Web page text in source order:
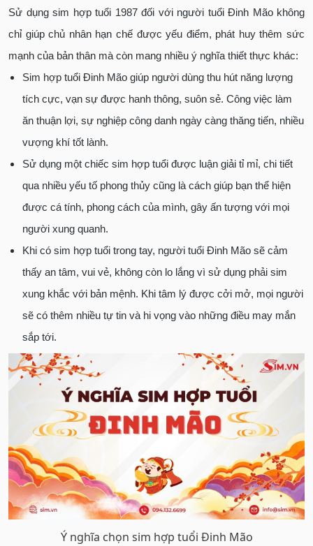
Sử dụng sim hợp tuổi 1987 đối với người tuổi Đinh Mão không
chỉ giúp chủ nhân hạn chế được yếu điểm, phát huy thêm sức
mạnh của bản thân mà còn mang nhiều ý nghĩa thiết thực khác:
Sim hợp tuổi Đinh Mão giúp người dùng thu hút năng lượng
tích cực, vạn sự được hanh thông, suôn sẻ. Công việc làm
ăn thuận lợi, sự nghiệp công danh ngày càng thăng tiến, nhiều
vượng khí tốt lành.
Sử dụng một chiếc sim hợp tuổi được luận giải tỉ mỉ, chi tiết
qua nhiều yếu tố phong thủy cũng là cách giúp bạn thể hiện
được cá tính, phong cách của mình, gây ấn tượng với mọi
người xung quanh.
Khi có sim hợp tuổi trong tay, người tuổi Đinh Mão sẽ cảm
thấy an tâm, vui vẻ, không còn lo lắng vì sử dụng phải sim
xung khắc với bản mệnh. Khi tâm lý được cởi mở, mọi người
sẽ có thêm nhiều tự tin và hi vọng vào những điều may mắn
sắp tới.
Ý nghĩa chọn sim hợp tuổi Đinh Mão